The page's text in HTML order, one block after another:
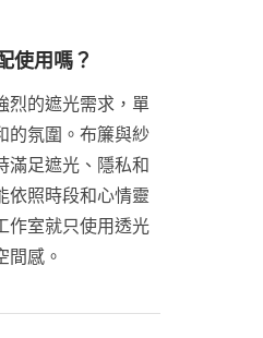
使用嗎？
烈的遮光需求，單
的氛圍。布簾與紗
滿足遮光、隱私和
依照時段和心情靈
作室就只使用透光
間感。